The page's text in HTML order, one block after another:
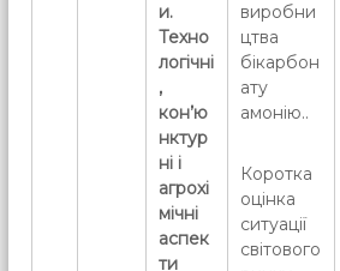
и.
Техно
логічні
,
кон’ю
нктур
ні і
агрохі
мічні
аспек
ти
виробни
цтва
бікарбон
ату
амонію..
Коротка
оцінка
ситуації
світового